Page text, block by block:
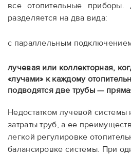
все отопительные приборы.
разделяется на два вида:
с параллельным
лучевая или коллекторная,
«лучами» к каждому
подводятся две трубы —
Недостатком лучевой
затраты труб, а ее
легкой регулировке
балансировке системы. При